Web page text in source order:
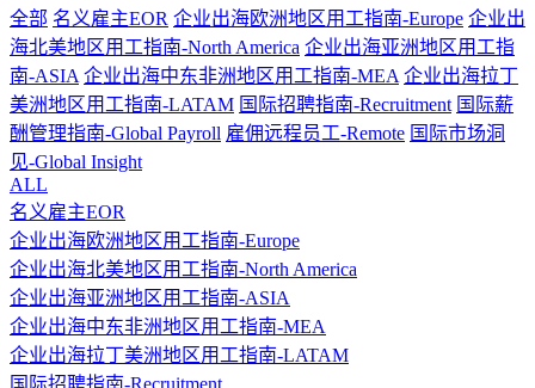
全部 名义雇主EOR 企业出海欧洲地区用工指南-Europe 企业出
海北美地区用工指南-North America 企业出海亚洲地区用工指
南-ASIA 企业出海中东非洲地区用工指南-MEA 企业出海拉丁
美洲地区用工指南-LATAM 国际招聘指南-Recruitment 国际薪
酬管理指南-Global Payroll 雇佣远程员工-Remote 国际市场洞
见-Global Insight
ALL
名义雇主EOR
企业出海欧洲地区用工指南-Europe
企业出海北美地区用工指南-North America
企业出海亚洲地区用工指南-ASIA
企业出海中东非洲地区用工指南-MEA
企业出海拉丁美洲地区用工指南-LATAM
国际招聘指南-Recruitment